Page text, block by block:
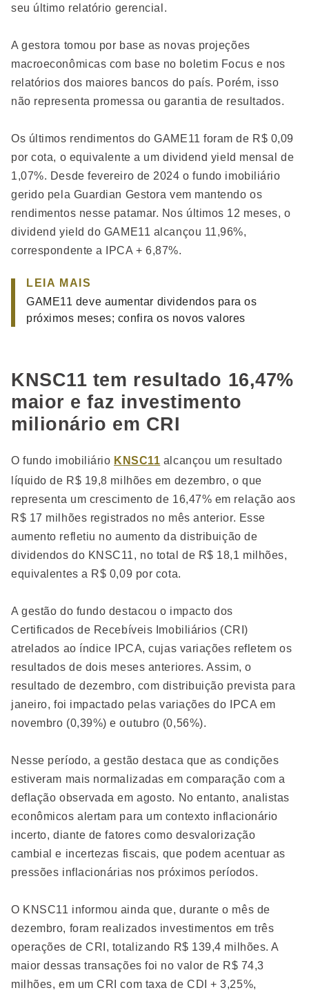
seu último relatório gerencial.
A gestora tomou por base as novas projeções
macroeconômicas com base no boletim Focus e nos
relatórios dos maiores bancos do país. Porém, isso
não representa promessa ou garantia de resultados.
Os últimos rendimentos do GAME11 foram de R$ 0,09
por cota, o equivalente a um dividend yield mensal de
1,07%. Desde fevereiro de 2024 o fundo imobiliário
gerido pela Guardian Gestora vem mantendo os
rendimentos nesse patamar. Nos últimos 12 meses, o
dividend yield do GAME11 alcançou 11,96%,
correspondente a IPCA + 6,87%.
LEIA MAIS
GAME11 deve aumentar dividendos para os
próximos meses; confira os novos valores
KNSC11 tem resultado 16,47%
maior e faz investimento
milionário em CRI
O fundo imobiliário KNSC11 alcançou um resultado
líquido de R$ 19,8 milhões em dezembro, o que
representa um crescimento de 16,47% em relação aos
R$ 17 milhões registrados no mês anterior. Esse
aumento refletiu no aumento da distribuição de
dividendos do KNSC11, no total de R$ 18,1 milhões,
equivalentes a R$ 0,09 por cota.
A gestão do fundo destacou o impacto dos
Certificados de Recebíveis Imobiliários (CRI)
atrelados ao índice IPCA, cujas variações refletem os
resultados de dois meses anteriores. Assim, o
resultado de dezembro, com distribuição prevista para
janeiro, foi impactado pelas variações do IPCA em
novembro (0,39%) e outubro (0,56%).
Nesse período, a gestão destaca que as condições
estiveram mais normalizadas em comparação com a
deflação observada em agosto. No entanto, analistas
econômicos alertam para um contexto inflacionário
incerto, diante de fatores como desvalorização
cambial e incertezas fiscais, que podem acentuar as
pressões inflacionárias nos próximos períodos.
O KNSC11 informou ainda que, durante o mês de
dezembro, foram realizados investimentos em três
operações de CRI, totalizando R$ 139,4 milhões. A
maior dessas transações foi no valor de R$ 74,3
milhões, em um CRI com taxa de CDI + 3,25%,